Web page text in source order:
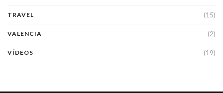
TRAVEL (15)
VALENCIA (2)
VÍDEOS (19)